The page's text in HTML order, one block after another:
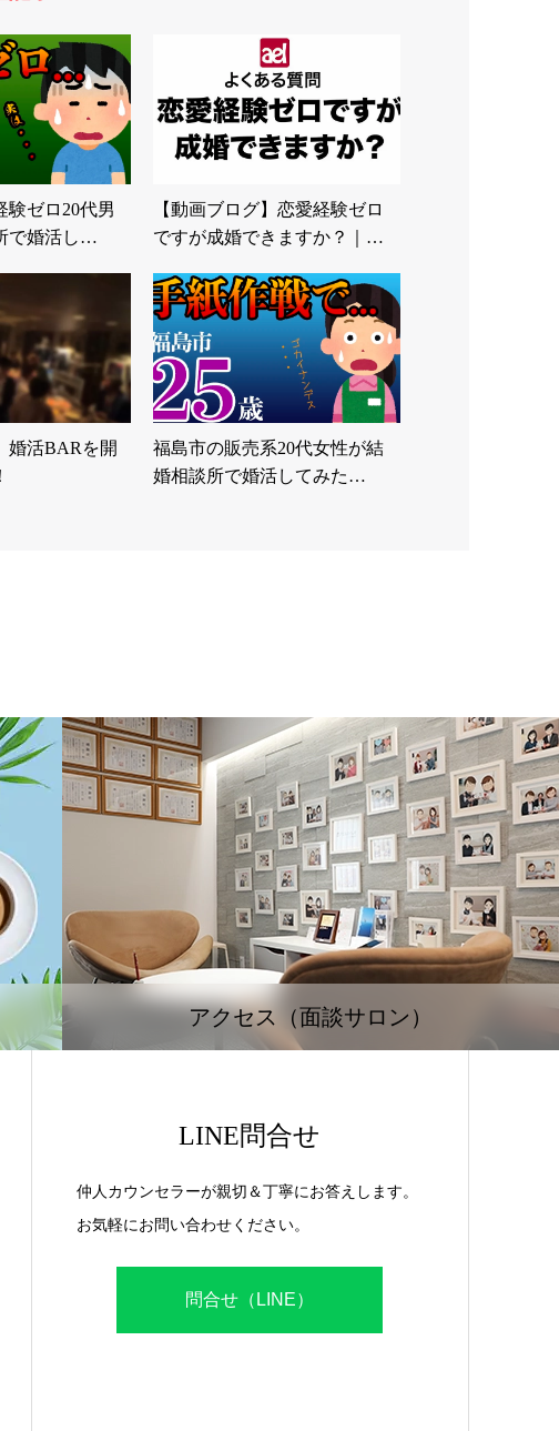
験ゼロ20代男
で婚活し…
【動画ブログ】恋愛経験ゼロ
ですが成婚できますか？｜…
婚活BARを開
福島市の販売系20代女性が結
婚相談所で婚活してみた…
アクセス（面談サロン）
LINE問合せ
仲人カウンセラーが親切＆丁寧にお答えします。
お気軽にお問い合わせください。
問合せ（LINE）